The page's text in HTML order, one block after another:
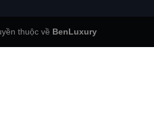
thuộc về BenLuxury